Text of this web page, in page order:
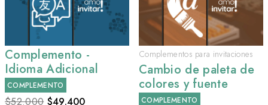
Complemento -
Idioma Adicional
COMPLEMENTO
$52.000$49.400
Complementos para invitaciones
Cambio de paleta de
colores y fuente
COMPLEMENTO